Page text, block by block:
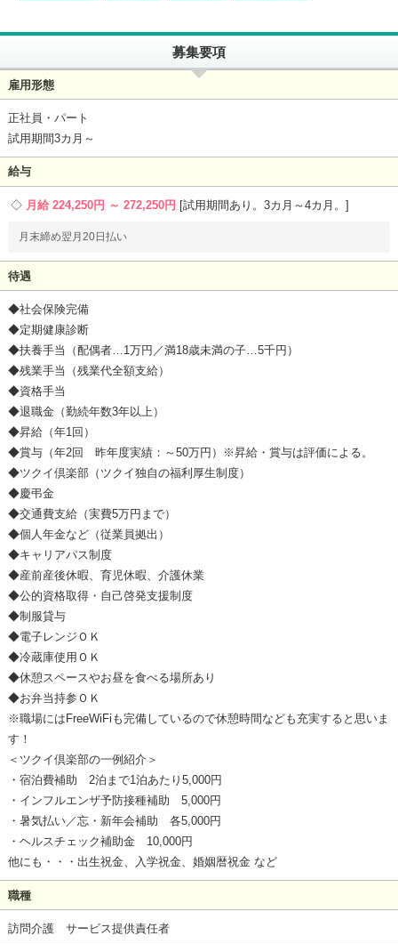
募集要項
雇用形態
正社員・パート
試用期間3カ月～
給与
月給 224,250円 ～ 272,250円 試用期間あり。3カ月～4カ月。
月末締め翌月20日払い
待遇
◆社会保険完備
◆定期健康診断
◆扶養手当（配偶者…1万円／満18歳未満の子…5千円）
◆残業手当（残業代全額支給）
◆資格手当
◆退職金（勤続年数3年以上）
◆昇給（年1回）
◆賞与（年2回 昨年度実績：～50万円）※昇給・賞与は評価による。
◆ツクイ倶楽部（ツクイ独自の福利厚生制度）
◆慶弔金
◆交通費支給（実費5万円まで）
◆個人年金など（従業員拠出）
◆キャリアパス制度
◆産前産後休暇、育児休暇、介護休業
◆公的資格取得・自己啓発支援制度
◆制服貸与
◆電子レンジＯＫ
◆冷蔵庫使用ＯＫ
◆休憩スペースやお昼を食べる場所あり
◆お弁当持参ＯＫ
※職場にはFreeWiFiも完備しているので休憩時間なども充実すると思いま
す！
＜ツクイ倶楽部の一例紹介＞
・宿泊費補助 2泊まで1泊あたり5,000円
・インフルエンザ予防接種補助 5,000円
・暑気払い／忘・新年会補助 各5,000円
・ヘルスチェック補助金 10,000円
他にも・・・出生祝金、入学祝金、婚姻暦祝金 など
職種
訪問介護 サービス提供責任者